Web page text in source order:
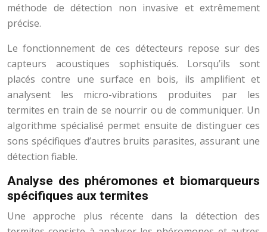
méthode de détection non invasive et extrêmement
précise.
Le fonctionnement de ces détecteurs repose sur des
capteurs acoustiques sophistiqués. Lorsqu’ils sont
placés contre une surface en bois, ils amplifient et
analysent les micro-vibrations produites par les
termites en train de se nourrir ou de communiquer. Un
algorithme spécialisé permet ensuite de distinguer ces
sons spécifiques d’autres bruits parasites, assurant une
détection fiable.
Analyse des phéromones et biomarqueurs
spécifiques aux termites
Une approche plus récente dans la détection des